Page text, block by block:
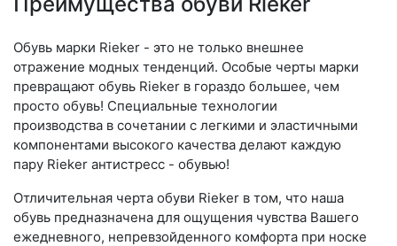
Обувь марки Rieker - это не только внешнее
отражение модных тенденций. Особые черты марки
превращают обувь Rieker в гораздо большее, чем
просто обувь! Специальные технологии
производства в сочетании с легкими и эластичными
компонентами высокого качества делают каждую
пару Rieker антистресс - обувью!
Отличительная черта обуви Rieker в том, что наша
обувь предназначена для ощущения чувства Вашего
ежедневного, непревзойденного комфорта при носке